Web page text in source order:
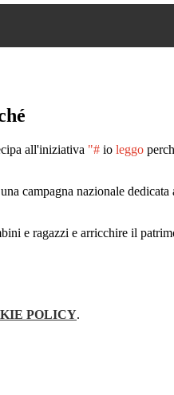
all'iniziativa "# io leggo
una campagna nazionale
e ragazzi e arricchire il
POLICY.